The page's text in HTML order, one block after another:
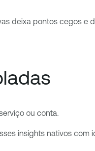
deixa pontos cegos e
ou conta.
insights nativos